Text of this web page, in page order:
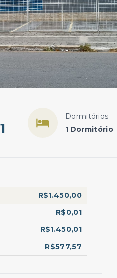
Dormitórios
1 Dormitório
R$1.450,00
R$0,01
R$1.450,01
R$577,57